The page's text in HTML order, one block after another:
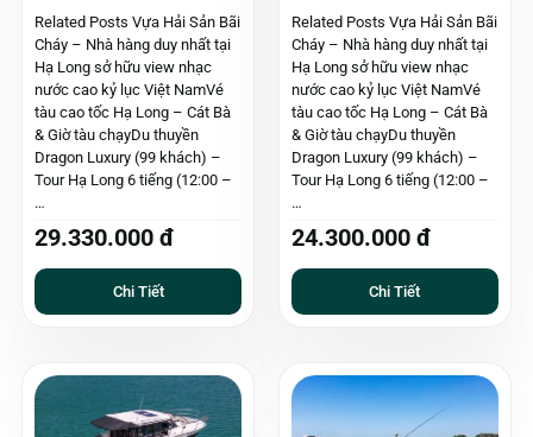
Related Posts Vựa Hải Sản Bãi
Cháy – Nhà hàng duy nhất tại
Hạ Long sở hữu view nhạc
nước cao kỷ lục Việt NamVé
tàu cao tốc Hạ Long – Cát Bà
& Giờ tàu chạyDu thuyền
Dragon Luxury (99 khách) –
Tour Hạ Long 6 tiếng (12:00 –
…
29.330.000 đ
Chi Tiết
Related Posts Vựa Hải Sản Bãi
Cháy – Nhà hàng duy nhất tại
Hạ Long sở hữu view nhạc
nước cao kỷ lục Việt NamVé
tàu cao tốc Hạ Long – Cát Bà
& Giờ tàu chạyDu thuyền
Dragon Luxury (99 khách) –
Tour Hạ Long 6 tiếng (12:00 –
…
24.300.000 đ
Chi Tiết